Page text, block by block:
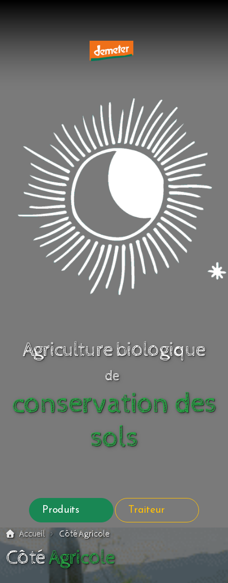
Agriculture biologique
de
conservation des
sols
Produits Traiteur
Accueil Côté Agricole
CôtéAgricole